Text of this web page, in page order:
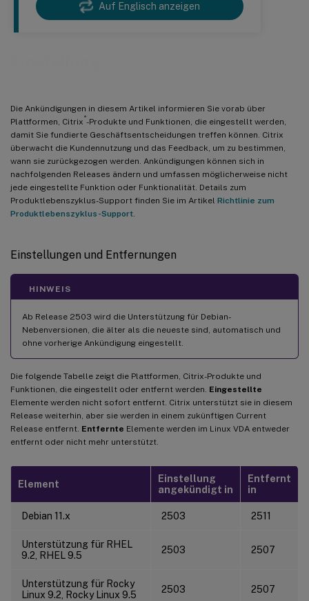
Auf Englisch anzeigen
Die Ankündigungen in diesem Artikel informieren Sie vorab über
Plattformen, Citrix ®-Produkte und Funktionen, die eingestellt werden,
damit Sie fundierte Geschäftsentscheidungen treffen können. Citrix
überwacht die Kundennutzung und das Feedback, um zu bestimmen,
wann sie zurückgezogen werden. Ankündigungen können sich in
nachfolgenden Releases ändern und umfassen möglicherweise nicht
jede eingestellte Funktion oder Funktionalität. Details zum
Produktlebenszyklus-Support finden Sie im Artikel Richtlinie zum
Produktlebenszyklus-Support
Einstellungen und Entfernungen
HINWEIS
Ab Release 2503 wird die Unterstützung für Debian-
Nebenversionen, die älter als die neueste sind, automatisch und
ohne vorherige Ankündigung eingestellt.
Die folgende Tabelle zeigt die Plattformen, Citrix-Produkte und
Funktionen, die eingestellt oder entfernt werden. Eingestellte
Elemente werden nicht sofort entfernt. Citrix unterstützt sie in diesem
Release weiterhin, aber sie werden in einem zukünftigen Current
Release entfernt. Entfernte Elemente werden im Linux VDA entweder
entfernt oder nicht mehr unterstützt.
Element
Einstellung
angekündigt in
Entfernt
in
Debian 11.x 2503 2511
Unterstützung für RHEL
9.2, RHEL 9.5
2503 2507
Unterstützung für Rocky
Linux 9.2, Rocky Linux 9.5
2503 2507